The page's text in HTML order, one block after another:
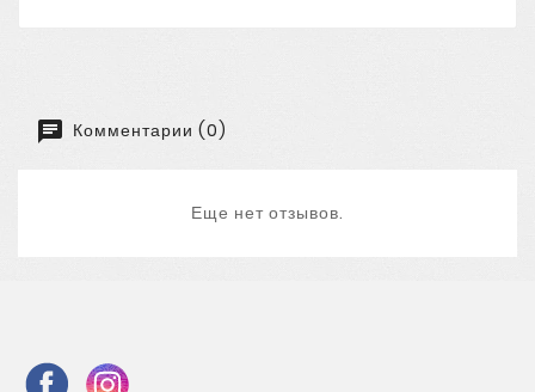
Комментарии (0)
Еще нет отзывов.